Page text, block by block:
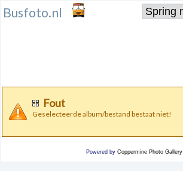
Busfoto.nl
Fout
Geselecteerde album/bestand bestaat niet!
Powered by Coppermine Photo Gallery